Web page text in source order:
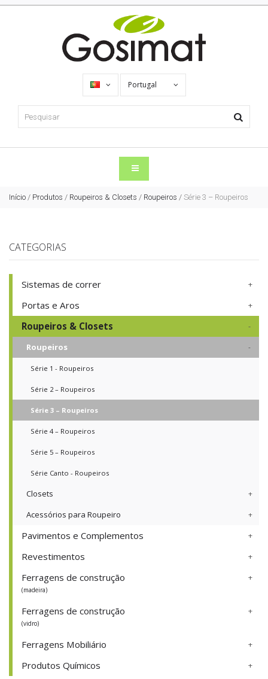
Portugal
Início / Produtos / Roupeiros & Closets / Roupeiros / Série 3 – Roupeiros
CATEGORIAS
Sistemas de correr
Portas e Aros
Roupeiros & Closets
Roupeiros
Série 1 - Roupeiros
Série 2 – Roupeiros
Série 3 – Roupeiros
Série 4 – Roupeiros
Série 5 – Roupeiros
Série Canto - Roupeiros
Closets
Acessórios para Roupeiro
Pavimentos e Complementos
Revestimentos
Ferragens de construção
(madeira)
Ferragens de construção
(vidro)
Ferragens Mobiliário
Produtos Químicos